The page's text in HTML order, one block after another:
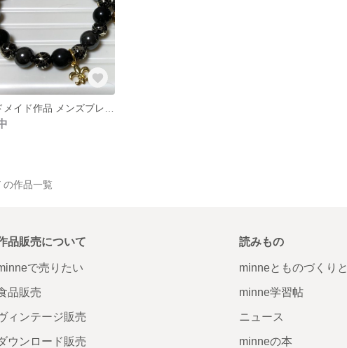
の作品一覧
品販売について
で売りたい
品販売
ィンテージ販売
ウンロード販売
読みもの
minneとものづくりと
minne学習帖
ニュース
minneの本